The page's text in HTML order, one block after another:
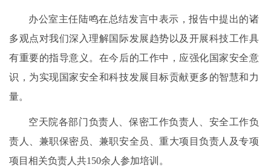
办公室主任陆鸣在总结发言中表示，报告中提出的诸
多观点对我们深入理解国际发展趋势以及开展科技工作具
有重要的指导意义。在今后的工作中，应强化国家安全意
识，为实现国家安全和科技发展目标贡献更多的智慧和力
量。
空天院各部门负责人、保密工作负责人、安全工作负
责人、兼职保密员、兼职安全员、重大项目负责人及专项
项目相关负责人共150余人参加培训。